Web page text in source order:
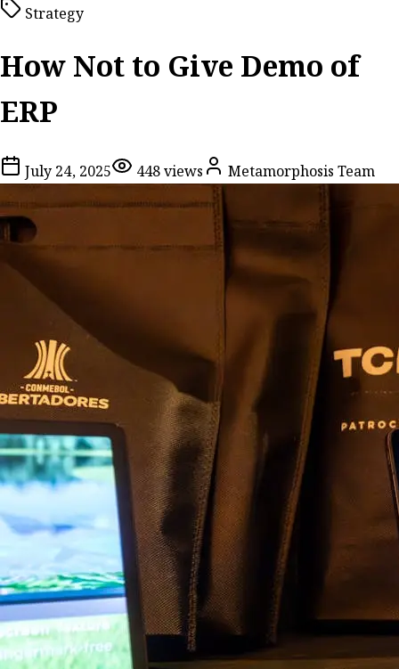
Strategy
How Not to Give Demo of
ERP
July 24, 2025 448views Metamorphosis Team